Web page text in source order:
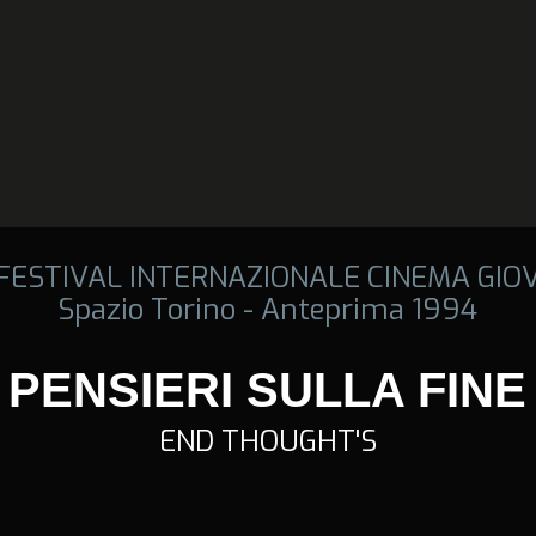
INTERNAZIONALE CINEMA
Spazio Torino - Anteprima 1994
PENSIERI SULLA FINE
END THOUGHT'S